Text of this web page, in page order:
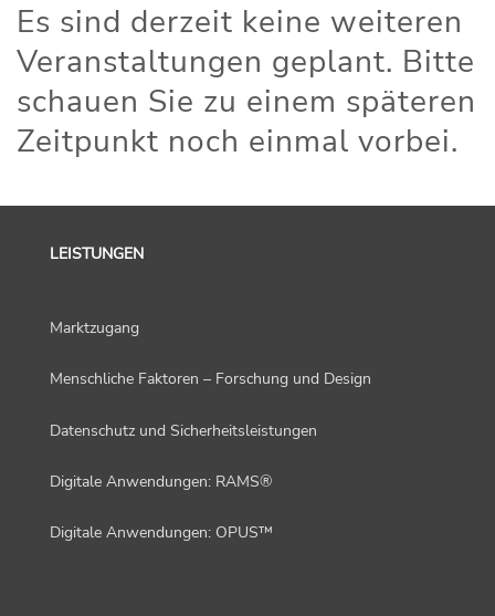
Es sind derzeit keine weiteren
Veranstaltungen geplant. Bitte
schauen Sie zu einem späteren
Zeitpunkt noch einmal vorbei.
LEISTUNGEN
Marktzugang
Menschliche Faktoren – Forschung und Design
Datenschutz und Sicherheitsleistungen
Digitale Anwendungen: RAMS®
Digitale Anwendungen: OPUS™